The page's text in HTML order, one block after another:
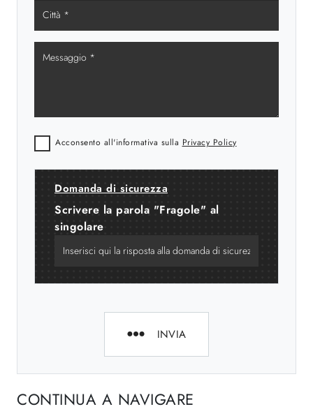
Acconsento all'informativa sulla Privacy Policy
Domanda di sicurezza
Scrivere la parola "Fragole" al
singolare
INVIA
CONTINUA A NAVIGARE